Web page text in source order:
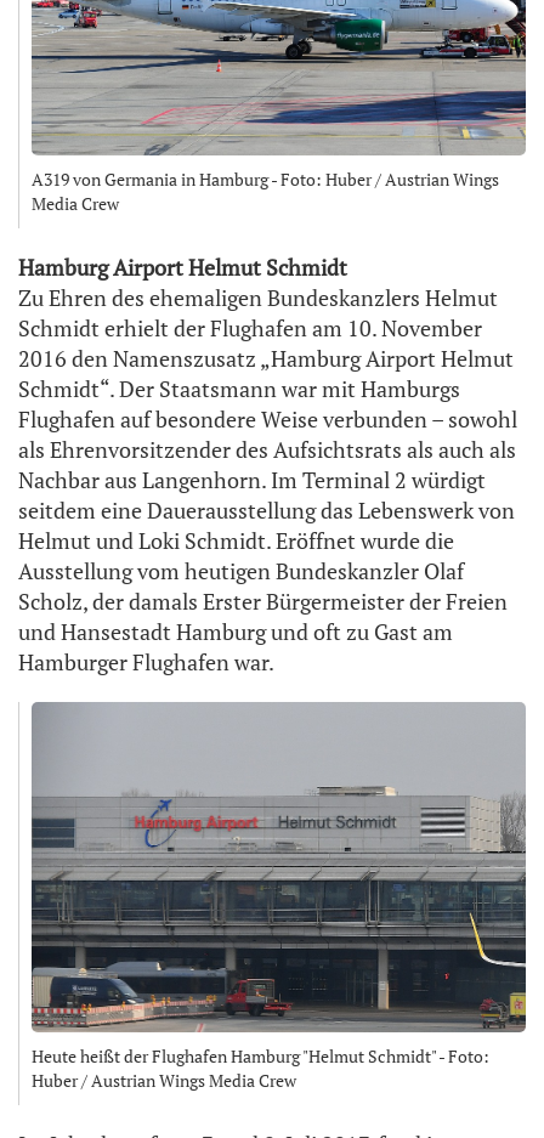
A319 von Germania in Hamburg - Foto: Huber / Austrian Wings
Media Crew
Hamburg Airport Helmut Schmidt
Zu Ehren des ehemaligen Bundeskanzlers Helmut
Schmidt erhielt der Flughafen am 10. November
2016 den Namenszusatz „Hamburg Airport Helmut
Schmidt“. Der Staatsmann war mit Hamburgs
Flughafen auf besondere Weise verbunden – sowohl
als Ehrenvorsitzender des Aufsichtsrats als auch als
Nachbar aus Langenhorn. Im Terminal 2 würdigt
seitdem eine Dauerausstellung das Lebenswerk von
Helmut und Loki Schmidt. Eröffnet wurde die
Ausstellung vom heutigen Bundeskanzler Olaf
Scholz, der damals Erster Bürgermeister der Freien
und Hansestadt Hamburg und oft zu Gast am
Hamburger Flughafen war.
Heute heißt der Flughafen Hamburg "Helmut Schmidt" - Foto:
Huber / Austrian Wings Media Crew